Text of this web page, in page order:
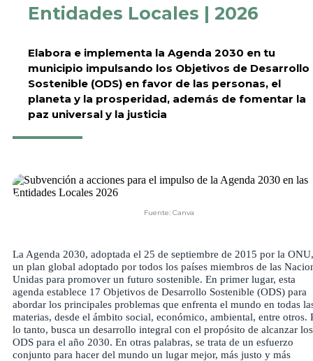
Entidades Locales | 2026
Elabora e implementa la Agenda 2030 en tu
municipio impulsando los Objetivos de Desarrollo
Sostenible (ODS) en favor de las personas, el
planeta y la prosperidad, además de fomentar la
paz universal y la justicia
Fuente: Canva
La Agenda 2030, adoptada el 25 de septiembre de 2015 por la
un plan global adoptado por todos los países miembros de las
Unidas para promover un futuro sostenible. En primer lugar, esta
agenda establece 17 Objetivos de Desarrollo Sostenible (ODS) para
abordar los principales problemas que enfrenta el mundo en todas
materias, desde el ámbito social, económico, ambiental, entre otros.
lo tanto, busca un desarrollo integral con el propósito de alcanzar los
ODS para el año 2030. En otras palabras, se trata de un esfuerzo
conjunto para hacer del mundo un lugar mejor, más justo y más